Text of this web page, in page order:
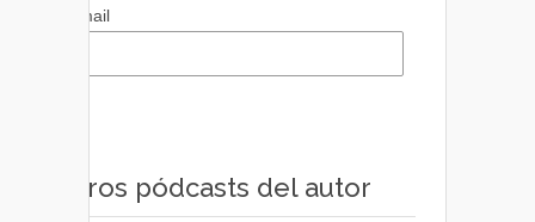
Email
Otros pódcasts del autor